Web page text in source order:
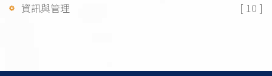
資訊與管理
[ 10 ]